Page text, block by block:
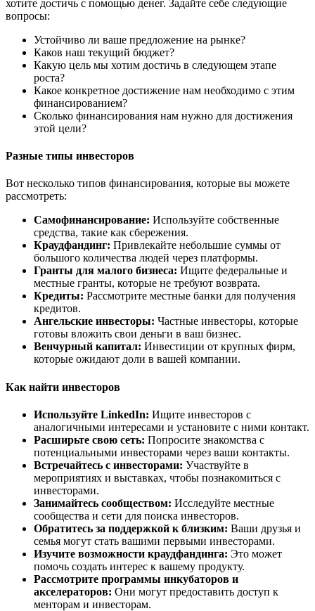
хотите достичь с помощью денег. Задайте себе следующие
вопросы:
Устойчиво ли ваше предложение на рынке?
Каков наш текущий бюджет?
Какую цель мы хотим достичь в следующем этапе
роста?
Какое конкретное достижение нам необходимо с этим
финансированием?
Сколько финансирования нам нужно для достижения
этой цели?
Разные типы инвесторов
Вот несколько типов финансирования, которые вы можете
рассмотреть:
Самофинансирование: Используйте собственные
средства, такие как сбережения.
Краудфандинг: Привлекайте небольшие суммы от
большого количества людей через платформы.
Гранты для малого бизнеса: Ищите федеральные и
местные гранты, которые не требуют возврата.
Кредиты: Рассмотрите местные банки для получения
кредитов.
Ангельские инвесторы: Частные инвесторы, которые
готовы вложить свои деньги в ваш бизнес.
Венчурный капитал: Инвестиции от крупных фирм,
которые ожидают доли в вашей компании.
Как найти инвесторов
Используйте LinkedIn: Ищите инвесторов с
аналогичными интересами и установите с ними контакт.
Расширьте свою сеть: Попросите знакомства с
потенциальными инвесторами через ваши контакты.
Встречайтесь с инвесторами: Участвуйте в
мероприятиях и выставках, чтобы познакомиться с
инвесторами.
Занимайтесь сообществом: Исследуйте местные
сообщества и сети для поиска инвесторов.
Обратитесь за поддержкой к близким: Ваши друзья и
семья могут стать вашими первыми инвесторами.
Изучите возможности краудфандинга: Это может
помочь создать интерес к вашему продукту.
Рассмотрите программы инкубаторов и
акселераторов: Они могут предоставить доступ к
менторам и инвесторам.